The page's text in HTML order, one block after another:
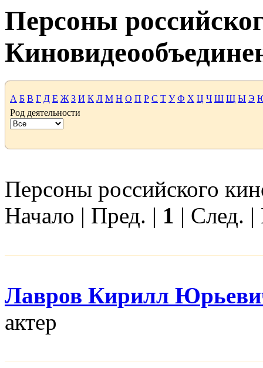
Персоны
А Б В Г Д Е Ж З И К Л М Н О П Р С Т У Ф Х Ц Ч Ш Щ Ы Э
Род деятельности
Персоны российского
Начало | Пред. | 1 | След.
Лавров Кирилл
актер